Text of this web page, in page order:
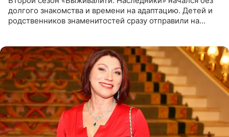
долгого знакомства и времени на адаптацию. Детей и
родственников знаменитостей сразу отправили на